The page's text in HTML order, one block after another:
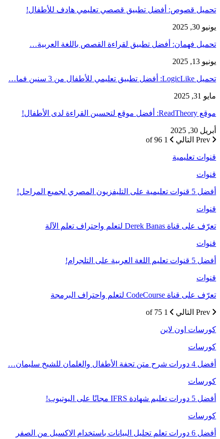
تحميل قصوص: أفضل تطبيق قصصي تعليمي هادف للأطفال!
يونيو 30, 2025
تحميل فهمان: أفضل تطبيق لقراءة القصص باللغة العربية…
يونيو 13, 2025
تحميل LogicLike: أفضل تطبيق تعليمي للأطفال من 3 سنين فما…
مايو 31, 2025
موقع ReadTheory: أفضل موقع لتحسين القراءة لدى الأطفال!
أبريل 30, 2025
التالي 1 of 96
قنوات تعليمية
قنوات
أفضل 5 قنوات تعليمية على التليفزيون المصري لجميع المراحل!
قنوات
تعرّف على قناة Derek Banas لتعلم واحتراف تعلم الآلة
قنوات
أفضل 5 قنوات تعليم اللغة العربية على التلجرام!
قنوات
تعرّف على قناة CodeCourse لتعلم واحتراف البرمجة
التالي 1 of 75
كورسات اون لاين
كورسات
أفضل 4 دورات شرح متن تحفة الأطفال والغلمان للشيخ سليمان…
كورسات
أفضل 5 دورات تعليم شهادة IFRS مجانًا على اليوتيوب!
كورسات
أفضل 6 دورات تعلم تحليل البيانات باستخدام الاكسيل من الصفر